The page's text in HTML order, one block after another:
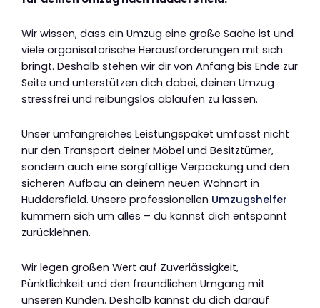
Wir wissen, dass ein Umzug eine große Sache ist und
viele organisatorische Herausforderungen mit sich
bringt. Deshalb stehen wir dir von Anfang bis Ende zur
Seite und unterstützen dich dabei, deinen Umzug
stressfrei und reibungslos ablaufen zu lassen.
Unser umfangreiches Leistungspaket umfasst nicht
nur den Transport deiner Möbel und Besitztümer,
sondern auch eine sorgfältige Verpackung und den
sicheren Aufbau an deinem neuen Wohnort in
Huddersfield. Unsere professionellen Umzugshelfer
kümmern sich um alles – du kannst dich entspannt
zurücklehnen.
Wir legen großen Wert auf Zuverlässigkeit,
Pünktlichkeit und den freundlichen Umgang mit
unseren Kunden. Deshalb kannst du dich darauf